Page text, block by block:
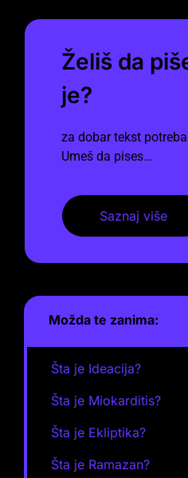
Želiš da
je?
za dobar tekst
Umeš da pises…
Saznaj više
Možda te zanima:
Šta je Ideacija?
Šta je Miokarditis?
Šta je Ekliptika?
Šta je Ramazan?